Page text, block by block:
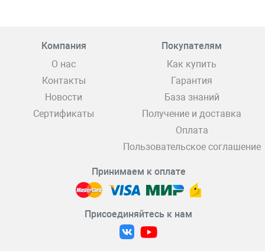
Компания
О нас
Контакты
Новости
Сертификаты
Покупателям
Как купить
Гарантия
База знаний
Получение и доставка
Оплата
Пользовательское соглашение
Принимаем к оплате
Присоединяйтесь к нам